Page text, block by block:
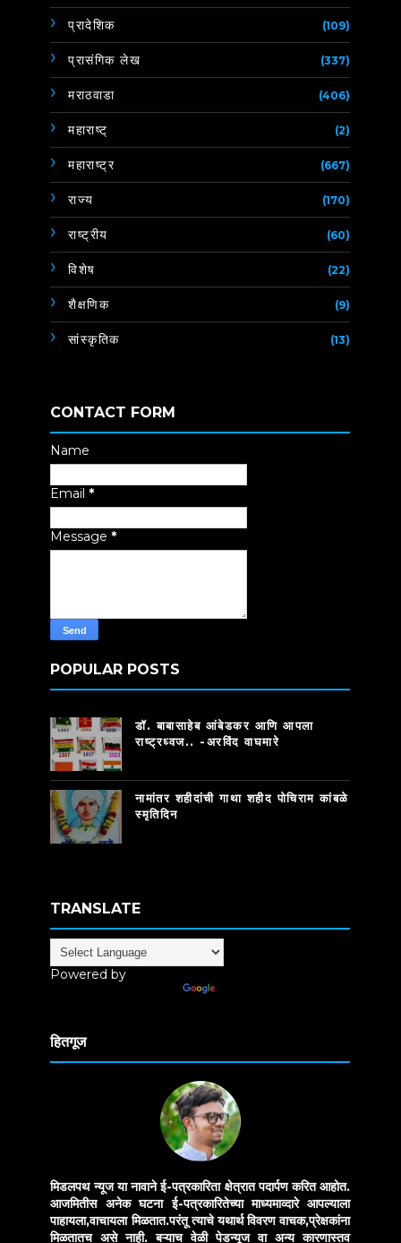
प्रादेशिक (109)
प्रासंगिक लेख (337)
मराठवाडा (406)
महाराष्ट् (2)
महाराष्ट्र (667)
राज्य (170)
राष्ट्रीय (60)
विशेष (22)
शैक्षणिक (9)
सांस्कृतिक (13)
CONTACT FORM
Name
Email *
Message *
POPULAR POSTS
डॉ. बाबासाहेब आंबेडकर आणि आपला
राष्ट्रध्वज.. -अरविंद वाघमारे
नामांतर शहीदांची गाथा शहीद पोचिराम कांबळे
स्मृतिदिन
TRANSLATE
Powered by
हितगूज
मिडलपथ न्यूज या नावाने ई-पत्रकारिता क्षेत्रात पदार्पण करित आहोत.
आजमितीस अनेक घटना ई-पत्रकारितेच्या माध्यमाव्दारे आपल्याला
पाहायला,वाचायला मिळतात.परंतू त्याचे यथार्थ विवरण वाचक,प्रेक्षकांना
मिळतातच असे नाही. बऱ्याच वेळी पेडन्यूज वा अन्य कारणास्तव